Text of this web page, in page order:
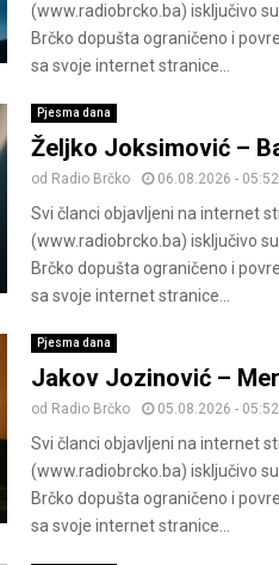
(www.radiobrcko.ba) isključivo
Brčko dopušta ograničeno i
sa svoje internet stranice...
Pjesma dana
Željko Joksimović –
od Radio Brčko 06.08.2026 - 05:52
Svi članci objavljeni na internet
(www.radiobrcko.ba) isključivo
Brčko dopušta ograničeno i
sa svoje internet stranice...
Pjesma dana
Jakov Jozinović –
od Radio Brčko 05.08.2026 - 05:52
Svi članci objavljeni na internet
(www.radiobrcko.ba) isključivo
Brčko dopušta ograničeno i
sa svoje internet stranice...